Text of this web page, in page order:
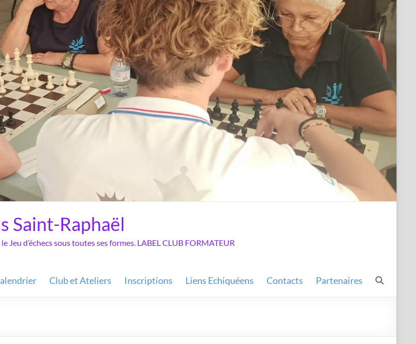
Saint-Raphaël
d’échecs sous toutes ses formes. LABEL CLUB FORMATEUR
Club et Ateliers Inscriptions Liens Echiquéens Contacts Partenaires